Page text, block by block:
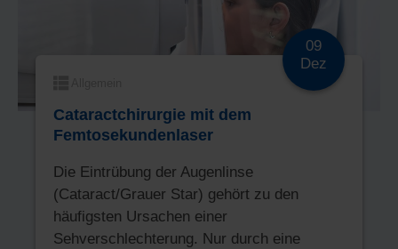
09
Dez
Cataractchirurgie mit dem
Femtosekundenlaser
Die Eintrübung der Augenlinse
(Cataract/Grauer Star) gehört zu den
häufigsten Ursachen einer
Sehverschlechterung. Nur durch eine